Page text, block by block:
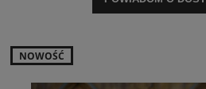
NOWOŚĆ